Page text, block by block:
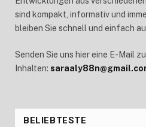
sind kompakt, informativ und
bleiben Sie schnell und einfach
Senden Sie uns hier eine E-Mail
Inhalten:
BELIEBTESTE